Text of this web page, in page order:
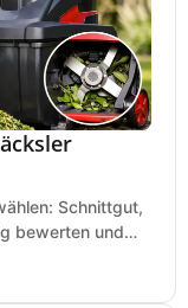
Schnittgut,
bewerten und